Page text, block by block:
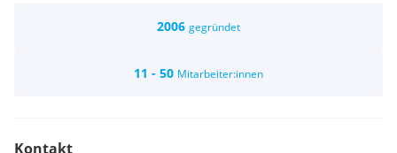
Für jede Kundenanfrage die richtige Lösung
Lösungslieferanten für KMUs und Großunternehmen
2006 gegründet
11 - 50 Mitarbeiter:innen
Kontakt